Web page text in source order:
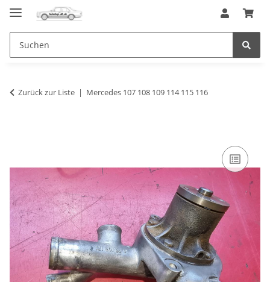
Zurück zur Liste Mercedes 107 108 109 114 115 116